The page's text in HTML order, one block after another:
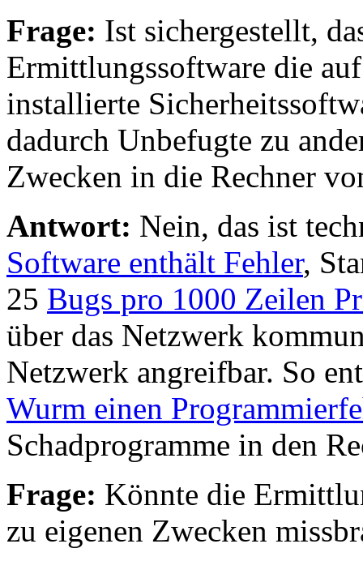
Frage: Ist sichergestellt,
Ermittlungssoftware die
installierte
dadurch Unbefugte zu
Zwecken in die Rechner
Antwort: Nein, das ist
Software enthält Fehler,
25 Bugs pro 1000 Zeilen
über das Netzwerk
Netzwerk angreifbar. So
Wurm einen
Schadprogramme in den
Frage: Könnte die
zu eigenen Zwecken